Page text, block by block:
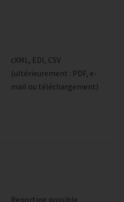
cXML, EDI, CSV
(ultérieurement : PDF, e-
mail ou téléchargement)
Reporting possible